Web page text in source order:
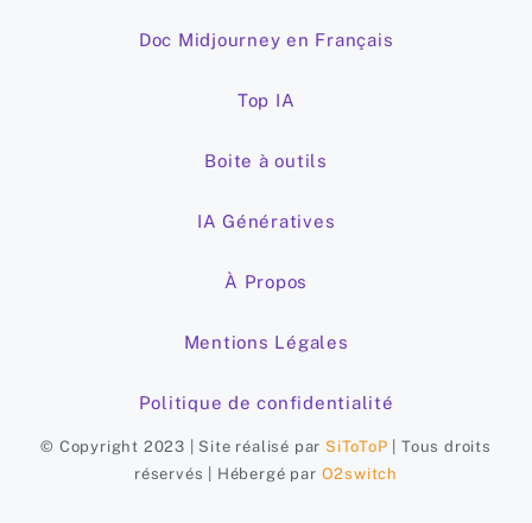
Doc Midjourney en Français
Top IA
Boite à outils
IA Génératives
À Propos
Mentions Légales
Politique de confidentialité
© Copyright 2023 | Site réalisé par SiToToP | Tous droits
réservés | Hébergé par O2switch